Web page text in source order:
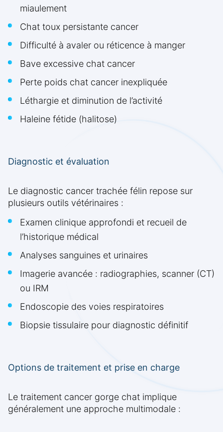
miaulement
Chat toux persistante cancer
Difficulté à avaler ou réticence à manger
Bave excessive chat cancer
Perte poids chat cancer inexpliquée
Léthargie et diminution de l’activité
Haleine fétide (halitose)
Diagnostic et évaluation
Le diagnostic cancer trachée félin repose sur
plusieurs outils vétérinaires :
Examen clinique approfondi et recueil de
l’historique médical
Analyses sanguines et urinaires
Imagerie avancée : radiographies, scanner (CT)
ou IRM
Endoscopie des voies respiratoires
Biopsie tissulaire pour diagnostic définitif
Options de traitement et prise en charge
Le traitement cancer gorge chat implique
généralement une approche multimodale :